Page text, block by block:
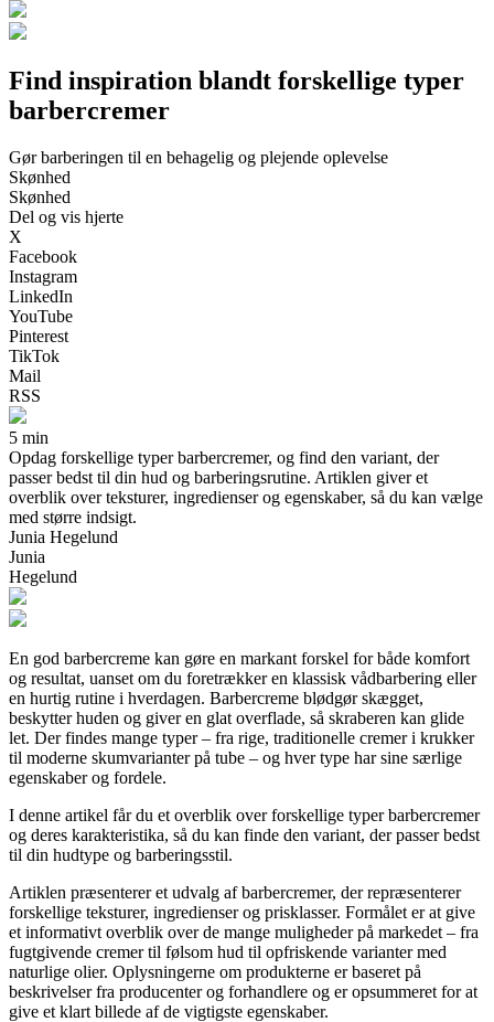
Find inspiration blandt forskellige typer
barbercremer
Gør barberingen til en behagelig og plejende oplevelse
Skønhed
Skønhed
Del og vis hjerte
X
Facebook
Instagram
LinkedIn
YouTube
Pinterest
TikTok
Mail
RSS
5 min
Opdag forskellige typer barbercremer, og find den variant, der
passer bedst til din hud og barberingsrutine. Artiklen giver et
overblik over teksturer, ingredienser og egenskaber, så du kan vælge
med større indsigt.
Junia Hegelund
Junia
Hegelund
En god barbercreme kan gøre en markant forskel for både komfort
og resultat, uanset om du foretrækker en klassisk vådbarbering eller
en hurtig rutine i hverdagen. Barbercreme blødgør skægget,
beskytter huden og giver en glat overflade, så skraberen kan glide
let. Der findes mange typer – fra rige, traditionelle cremer i krukker
til moderne skumvarianter på tube – og hver type har sine særlige
egenskaber og fordele.
I denne artikel får du et overblik over forskellige typer barbercremer
og deres karakteristika, så du kan finde den variant, der passer bedst
til din hudtype og barberingsstil.
Artiklen præsenterer et udvalg af barbercremer, der repræsenterer
forskellige teksturer, ingredienser og prisklasser. Formålet er at give
et informativt overblik over de mange muligheder på markedet – fra
fugtgivende cremer til følsom hud til opfriskende varianter med
naturlige olier. Oplysningerne om produkterne er baseret på
beskrivelser fra producenter og forhandlere og er opsummeret for at
give et klart billede af de vigtigste egenskaber.